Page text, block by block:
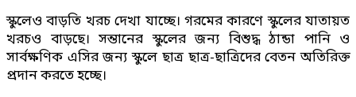
স্কুলেও বাড়তি খরচ দেখা যাচ্ছে। গরমের কারণে স্কুলের যাতায়ত
খরচও বাড়ছে। সন্তানের স্কুলের জন্য বিশুদ্ধ ঠান্ডা পানি ও
সার্বক্ষণিক এসির জন্য স্কুলে ছাত্র ছাত্র-ছাত্রিদের বেতন অতিরিক্ত
প্রদান করতে হচ্ছে।